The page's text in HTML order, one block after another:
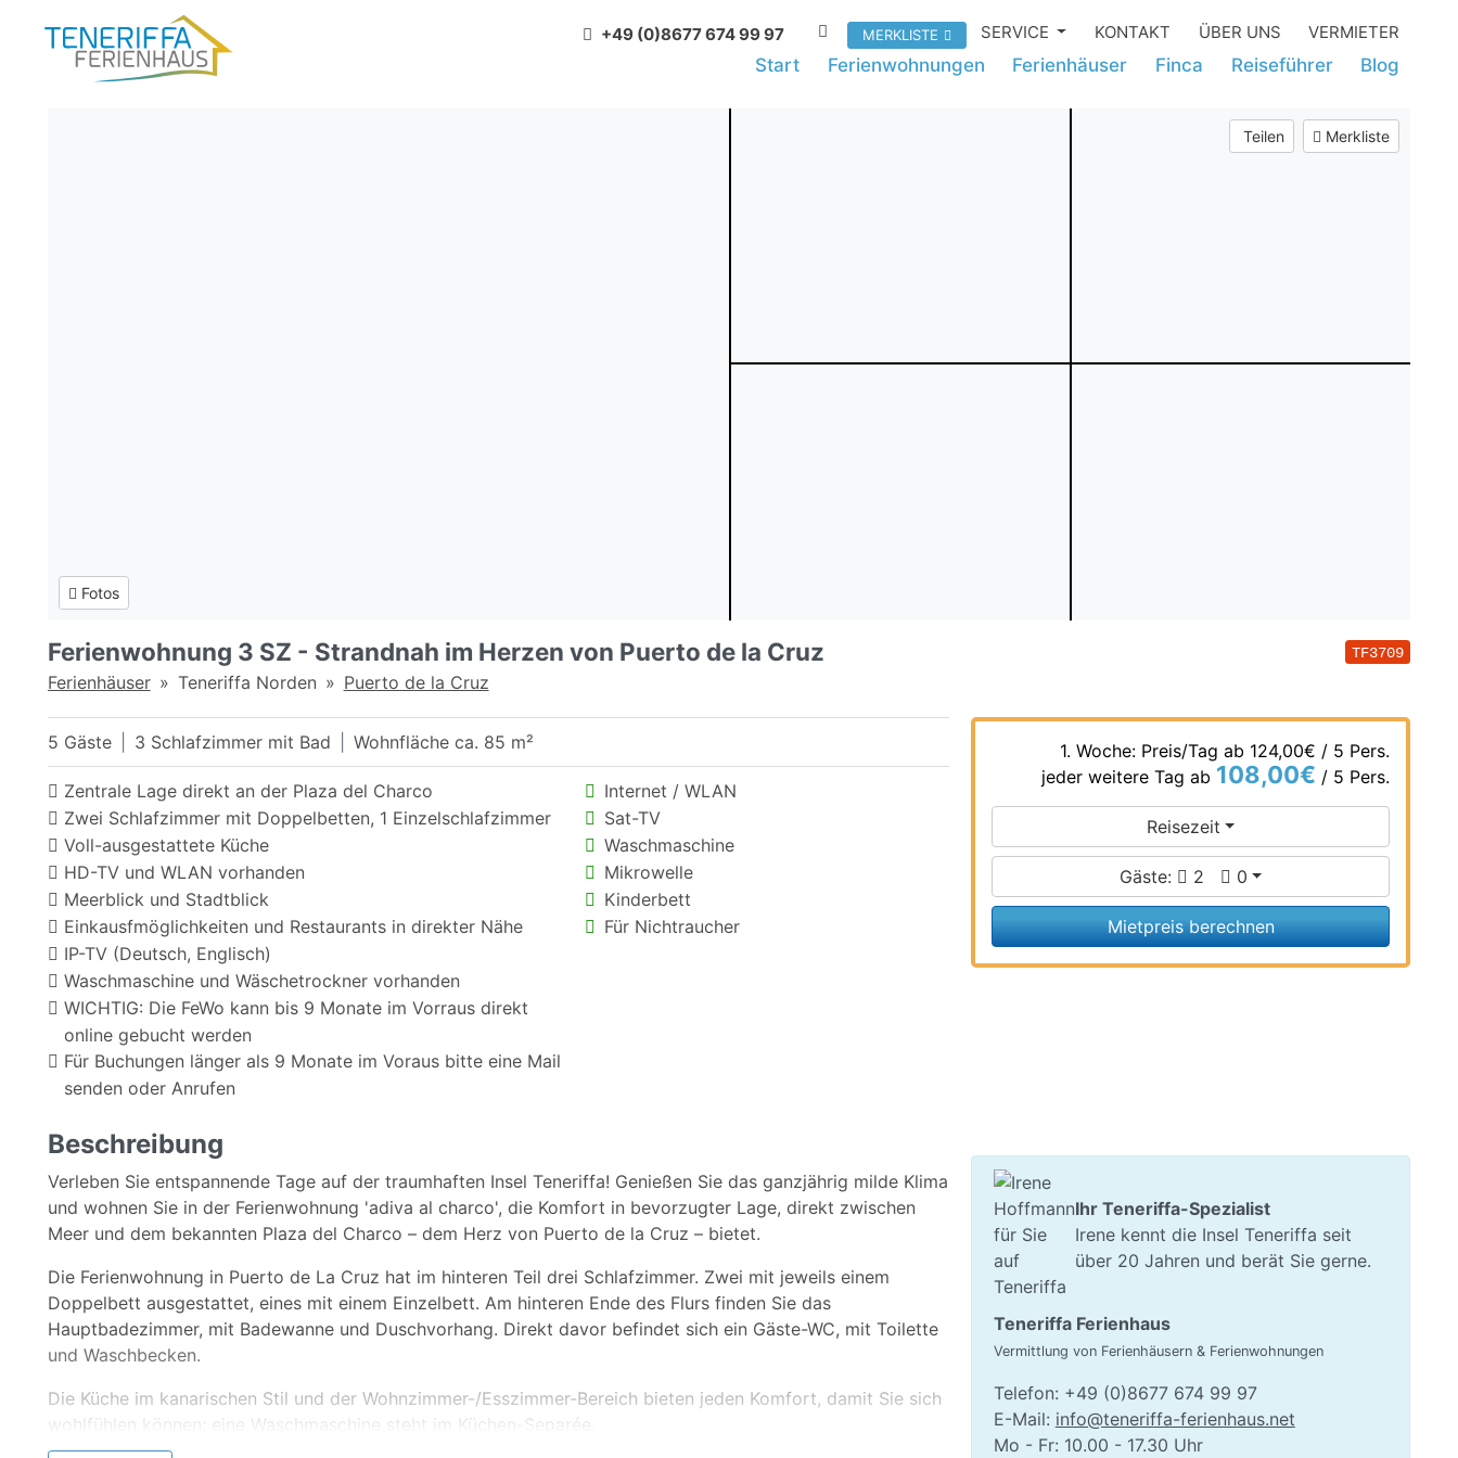
Start Ferienwohnungen Ferienhäuser Finca Reiseführer Blog
+49 (0)8677 674 99 97 MERKLISTE SERVICE KONTAKT ÜBER UNS VERMIETER
Teilen Merkliste
Fotos
TF3709
Ferienwohnung 3 SZ - Strandnah im Herzen von Puerto de la Cruz
Ferienhäuser Teneriffa Norden Puerto de la Cruz
1. Woche: Preis/Tag ab 124,00€ / 5 Pers.
jeder weitere Tag ab 108,00€ / 5 Pers.
Reisezeit
Gäste: 2 0
Mietpreis berechnen
5 Gäste 3 Schlafzimmer mit Bad Wohnfläche ca. 85 m²
Internet / WLAN
Sat-TV
Waschmaschine
Mikrowelle
Kinderbett
Für Nichtraucher
Zentrale Lage direkt an der Plaza del Charco
Zwei Schlafzimmer mit Doppelbetten, 1 Einzelschlafzimmer
Voll-ausgestattete Küche
HD-TV und WLAN vorhanden
Meerblick und Stadtblick
Einkausfmöglichkeiten und Restaurants in direkter Nähe
IP-TV (Deutsch, Englisch)
Waschmaschine und Wäschetrockner vorhanden
WICHTIG: Die FeWo kann bis 9 Monate im Vorraus direkt
online gebucht werden
Für Buchungen länger als 9 Monate im Voraus bitte eine Mail
senden oder Anrufen
Beschreibung
Verleben Sie entspannende Tage auf der traumhaften Insel Teneriffa! Genießen Sie das ganzjährig milde Klima
und wohnen Sie in der Ferienwohnung 'adiva al charco', die Komfort in bevorzugter Lage, direkt zwischen
Meer und dem bekannten Plaza del Charco – dem Herz von Puerto de la Cruz – bietet.
Die Ferienwohnung in Puerto de La Cruz hat im hinteren Teil drei Schlafzimmer. Zwei mit jeweils einem
Doppelbett ausgestattet, eines mit einem Einzelbett. Am hinteren Ende des Flurs finden Sie das
Hauptbadezimmer, mit Badewanne und Duschvorhang. Direkt davor befindet sich ein Gäste-WC, mit Toilette
und Waschbecken.
Die Küche im kanarischen Stil und der Wohnzimmer-/Esszimmer-Bereich bieten jeden Komfort, damit Sie sich
wohlfühlen können; eine Waschmaschine steht im Küchen-Separée.
Ihr Teneriffa-Spezialist
Irene kennt die Insel Teneriffa seit
über 20 Jahren und berät Sie gerne.
Teneriffa Ferienhaus
Vermittlung von Ferienhäusern & Ferienwohnungen
Telefon: +49 (0)8677 674 99 97
E-Mail: info@teneriffa-ferienhaus.net
Mo - Fr: 10.00 - 17.30 Uhr